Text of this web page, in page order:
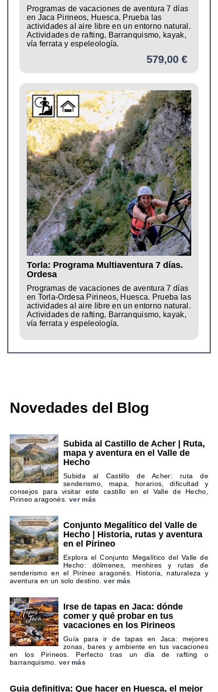
Programas de vacaciones de aventura 7 días
en Jaca Pirineos, Huesca. Prueba las
actividades al aire libre en un entorno natural.
Actividades de rafting, Barranquismo, kayak,
vía ferrata y espeleología.
579,00 €
Torla: Programa Multiaventura 7 días.
Ordesa
Programas de vacaciones de aventura 7 días
en Torla-Ordesa Pirineos, Huesca. Prueba las
actividades al aire libre en un entorno natural.
Actividades de rafting, Barranquismo, kayak,
vía ferrata y espeleología.
Novedades del Blog
Subida al Castillo de Acher | Ruta,
mapa y aventura en el Valle de
Hecho
Subida al Castillo de Acher: ruta de
senderismo, mapa, horarios, dificultad y
consejos para visitar este castillo en el Valle de Hecho,
Pirineo aragonés. ver más
Conjunto Megalítico del Valle de
Hecho | Historia, rutas y aventura
en el Pirineo
Explora el Conjunto Megalítico del Valle de
Hecho: dólmenes, menhires y rutas de
senderismo en el Pirineo aragonés. Historia, naturaleza y
aventura en un solo destino. ver más
Irse de tapas en Jaca: dónde
comer y qué probar en tus
vacaciones en los Pirineos
Guía para ir de tapas en Jaca: mejores
zonas, bares y ambiente en tus vacaciones
en los Pirineos. Perfecto tras un día de rafting o
barranquismo. ver más
Guia definitiva: Que hacer en Huesca, el mejor